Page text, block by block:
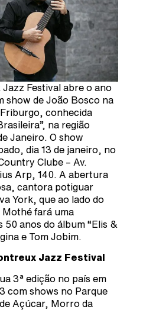
Festival abre o ano
show de João Bosco na
conhecida
na região
Janeiro. O show
dia 13 de janeiro, no
Clube – Av.
Arp, 140. A abertura
cantora potiguar
York, que ao lado do
fará uma
50 anos do álbum “Elis &
e Tom Jobim.
Jazz Festival
3ª edição no país em
com shows no Parque
Açúcar, Morro da